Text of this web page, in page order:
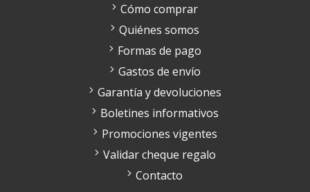
Cómo comprar
Quiénes somos
Formas de pago
Gastos de envío
Garantía y devoluciones
Boletines informativos
Promociones vigentes
Validar cheque regalo
Contacto